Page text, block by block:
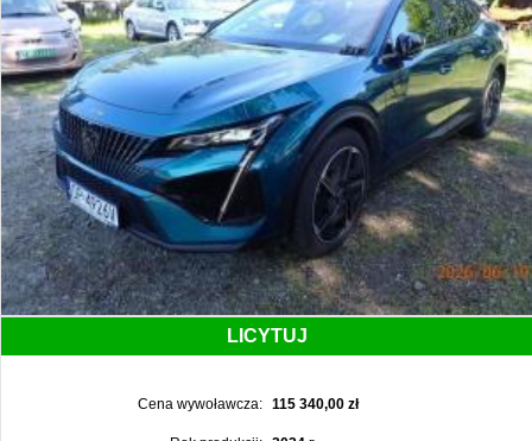
LICYTUJ
Cena wywoławcza: 115 340,00 zł